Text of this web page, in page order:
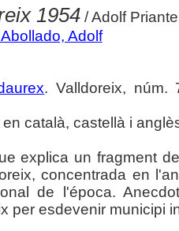
1954/ Adolf
Adolf
. Valldoreix, núm.
català, castellà i
explica un fragment
concentrada en
de l'época.
per esdevenir municipi